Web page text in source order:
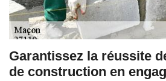
Garantissez la réussite
de construction en